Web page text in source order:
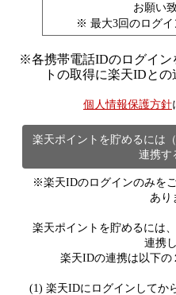
お願い
※ 最大3回のログイ
※各携帯電話IDのログイ
トの取得に楽天IDとの
個人情報保護方針
楽天ポイントを貯めるには
連携す
※楽天IDのログインのみを
あり
楽天ポイントを貯めるには
連携
楽天IDの連携は以下の
(1) 楽天IDにログインしてか